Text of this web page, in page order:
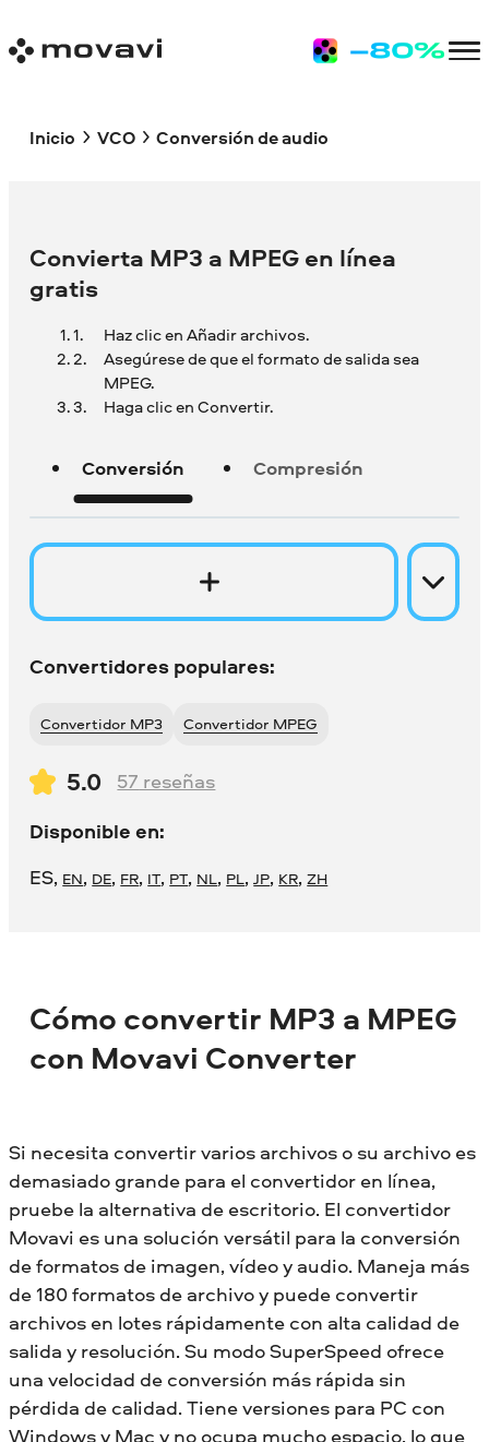
Inicio VCO Conversión de audio
Convierta MP3 a MPEG en línea
gratis
Haz clic en Añadir archivos.
Asegúrese de que el formato de salida sea
MPEG.
Haga clic en Convertir.
Conversión Compresión
Convertidores populares:
Convertidor MP3 Convertidor MPEG
5.0 57 reseñas
Disponible en:
ES, EN, DE, FR, IT, PT, NL, PL,JP, KR,ZH
Cómo convertir MP3 a MPEG
con Movavi Converter
Si necesita convertir varios archivos o su archivo es
demasiado grande para el convertidor en línea,
pruebe la alternativa de escritorio. El convertidor
Movavi es una solución versátil para la conversión
de formatos de imagen, vídeo y audio. Maneja más
de 180 formatos de archivo y puede convertir
archivos en lotes rápidamente con alta calidad de
salida y resolución. Su modo SuperSpeed ofrece
una velocidad de conversión más rápida sin
pérdida de calidad. Tiene versiones para PC con
Windows y Mac y no ocupa mucho espacio, lo que